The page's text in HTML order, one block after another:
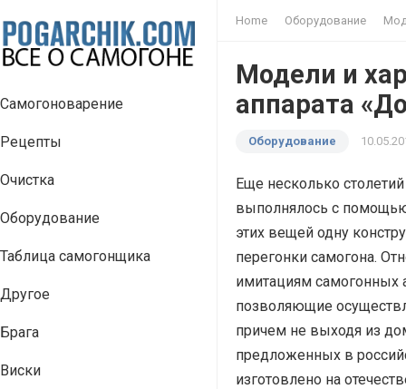
Самогоноварение
Рецепты
Очистка
Оборудование
Таблица самогонщика
Другое
Брага
Виски
Home Оборудование
Модели и
аппарата
Оборудование
Еще несколько
выполнялось с
этих вещей одну
перегонки самогона.
имитациям самогонных
позволяющие
причем не выходя из
предложенных в
изготовлено на